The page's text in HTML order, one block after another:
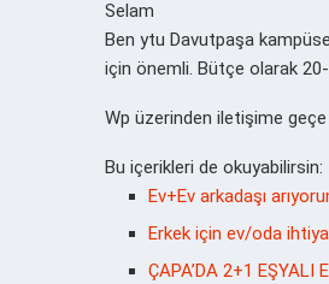
Selam
Ben ytu Davutpaşa
için önemli. Bütçe olarak
Wp üzerinden iletişime
Bu içerikleri de okuyabilirsin:
Ev+Ev arkadaşı
Erkek için ev/oda
ÇAPA’DA 2+1 EŞYALI